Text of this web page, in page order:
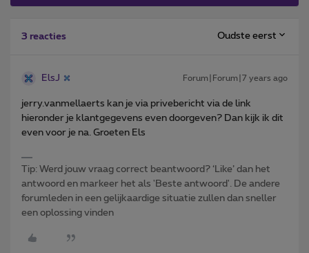
3 reacties Oudste eerst
ElsJ Forum|Forum|7 years ago
jerry.vanmellaerts kan je via privebericht via de link
hieronder je klantgegevens even doorgeven? Dan kijk ik dit
even voor je na. Groeten Els
Tip: Werd jouw vraag correct beantwoord? ‘Like’ dan het
antwoord en markeer het als 'Beste antwoord'. De andere
forumleden in een gelijkaardige situatie zullen dan sneller
een oplossing vinden